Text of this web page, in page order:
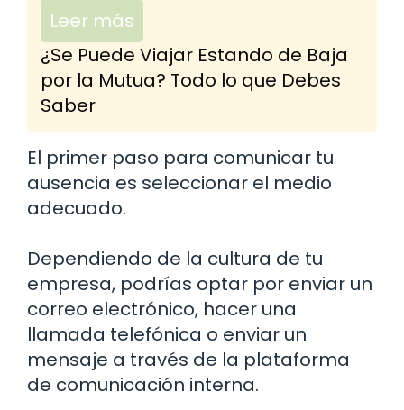
Leer más
¿Se Puede Viajar Estando de Baja
por la Mutua? Todo lo que Debes
Saber
El primer paso para comunicar tu
ausencia es seleccionar el medio
adecuado.
Dependiendo de la cultura de tu
empresa, podrías optar por enviar un
correo electrónico, hacer una
llamada telefónica o enviar un
mensaje a través de la plataforma
de comunicación interna.